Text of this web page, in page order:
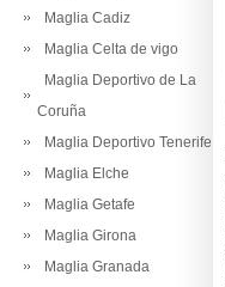
Maglia Cadiz
Maglia Celta de vigo
Maglia Deportivo de La
Coruña
Maglia Deportivo Tenerife
Maglia Elche
Maglia Getafe
Maglia Girona
Maglia Granada